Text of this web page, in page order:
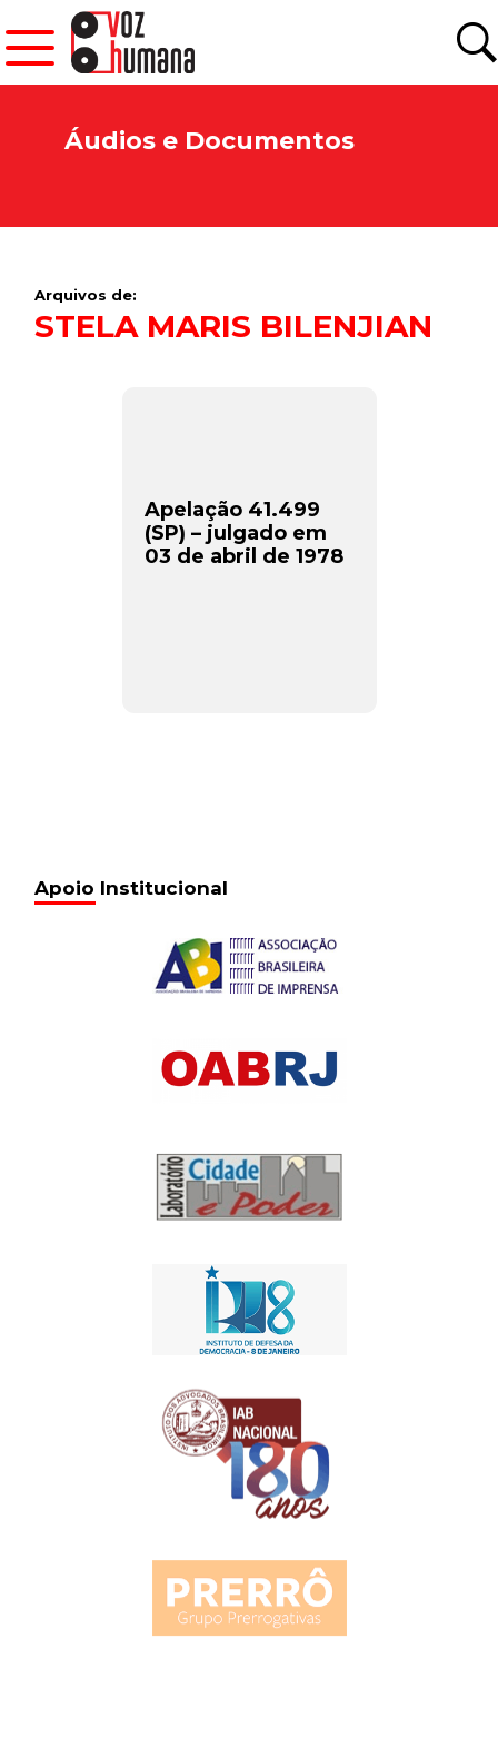
Áudios e Documentos
Arquivos de:
STELA MARIS BILENJIAN
Apelação 41.499
(SP) – julgado em
03 de abril de 1978
Apoio Institucional